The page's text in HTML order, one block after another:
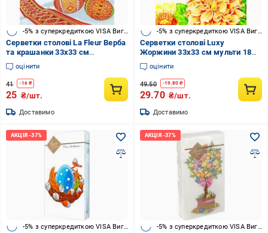
-5% з суперкредиткою VISA Вигода
Серветки столові La Fleur Верба
та крашанки 33х33 см
різнокольоровий 16 шт.
оцінити
41 -16 ₴
25 ₴/шт.
Доставимо
Серветки столові Luxy
Жоржини 33х33 см мульти 18
шт.
оцінити
49.50 -19.80 ₴
29.70 ₴/шт.
Доставимо
-5% з суперкредиткою VISA Вигода